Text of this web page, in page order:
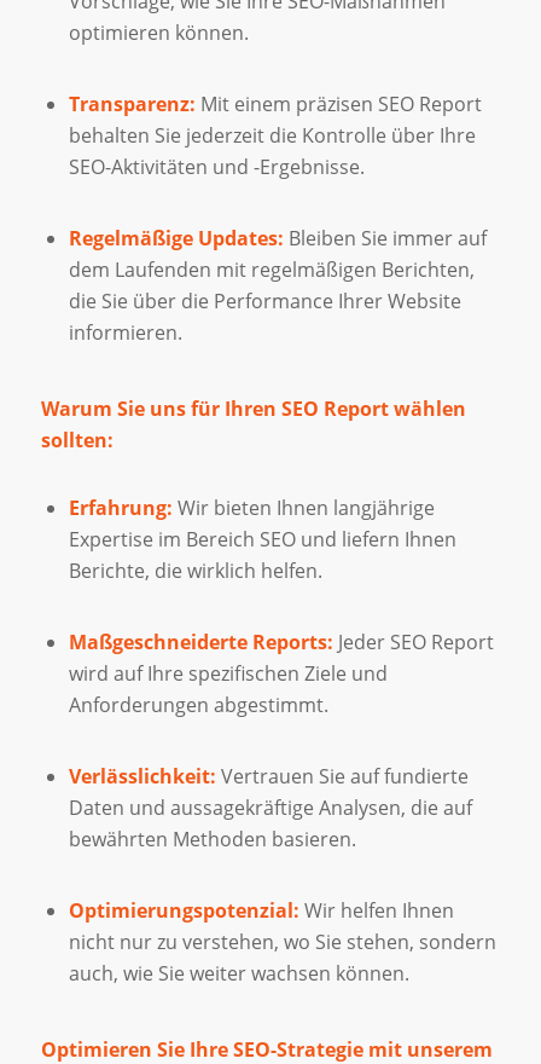
optimieren können.
Transparenz: Mit einem präzisen SEO Report
behalten Sie jederzeit die Kontrolle über Ihre
SEO-Aktivitäten und -Ergebnisse.
Regelmäßige Updates: Bleiben Sie immer auf
dem Laufenden mit regelmäßigen Berichten,
die Sie über die Performance Ihrer Website
informieren.
Warum Sie uns für Ihren SEO Report wählen
sollten:
Erfahrung: Wir bieten Ihnen langjährige
Expertise im Bereich SEO und liefern Ihnen
Berichte, die wirklich helfen.
Maßgeschneiderte Reports: Jeder SEO Report
wird auf Ihre spezifischen Ziele und
Anforderungen abgestimmt.
Verlässlichkeit: Vertrauen Sie auf fundierte
Daten und aussagekräftige Analysen, die auf
bewährten Methoden basieren.
Optimierungspotenzial: Wir helfen Ihnen
nicht nur zu verstehen, wo Sie stehen, sondern
auch, wie Sie weiter wachsen können.
Optimieren Sie Ihre SEO-Strategie mit unserem